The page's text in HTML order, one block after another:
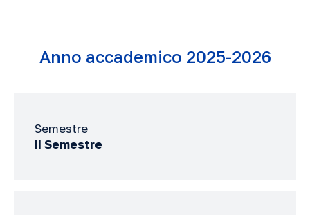
Anno accademico 2025-2026
Semestre
II Semestre